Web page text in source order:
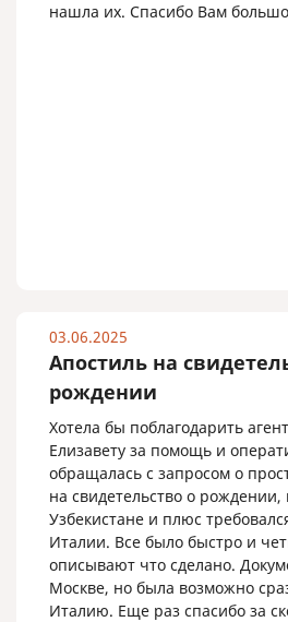
нашла их. Спасибо Вам
03.06.2025
Апостиль на
рождении
Хотела бы поблагодарить
Елизавету за помощь и
обращалась с запросом о
на свидетельство о
Узбекистане и плюс
Италии. Все было быстро и
описывают что сделано.
Москве, но была возможно
Италию. Еще раз спасибо за